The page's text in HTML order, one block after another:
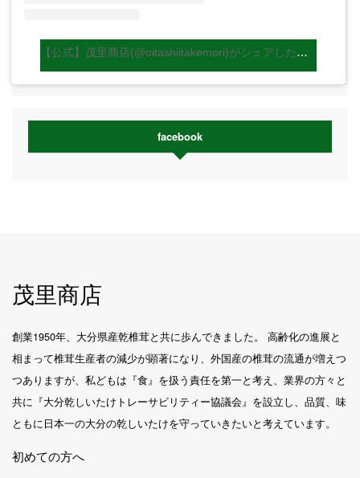
【公式】茂里商店(@oitashiitakemori)がシェアした投稿
facebook
茂里商店
創業1950年、大分県産乾椎茸と共に歩んできました。 高齢化の進展と
相まって椎茸生産者の減少が顕著になり、外国産の椎茸の流通が増えつ
つありますが、私どもは『食』を扱う責任を第一と考え、業界の方々と
共に『大分乾しいたけトレーサビリティー協議会』を設立し、品質、味
ともに日本一の大分の乾しいたけを守っていきたいと考えています。
初めての方へ